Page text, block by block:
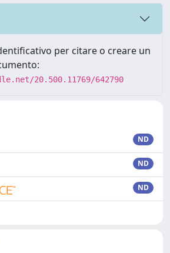
per citare o creare un
20.500.11769/642790
ND
ND
ND